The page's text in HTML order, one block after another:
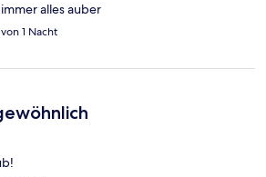
alles auber
1 Nacht